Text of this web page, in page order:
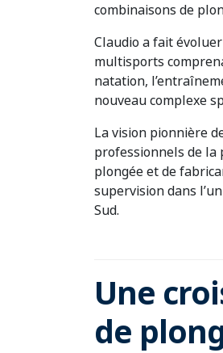
combinaisons de
Claudio a fait
multisports
natation,
nouveau complexe
La vision pionnière
professionnels de la
plongée et de
supervision dans
Sud.
Une
de